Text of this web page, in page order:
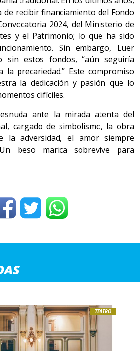
recibir financiamiento del Fondo
2024, del Ministerio de
y el Patrimonio; lo que ha sido
Sin embargo, Luer
sin estos fondos, “aún seguiría
precariedad.” Este compromiso
la dedicación y pasión que lo
difíciles.
ante la mirada atenta del
cargado de simbolismo, la obra
la adversidad, el amor siempre
beso marica sobrevive para
TEATRO